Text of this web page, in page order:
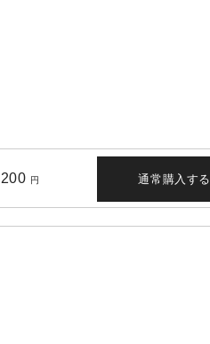
円 通常購入する